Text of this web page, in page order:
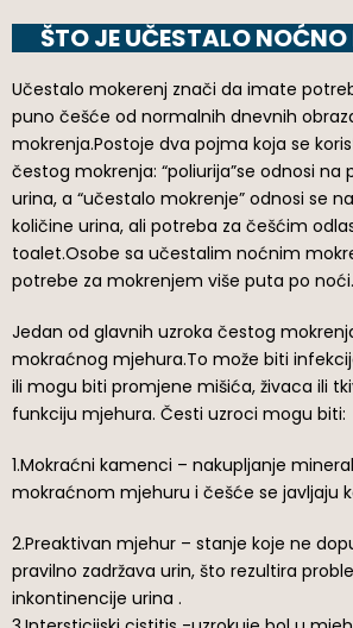
ŠTO JE UČESTALO
Učestalo mokerenj znači da imate
puno češće od normalnih dnevnih
mokrenja.Postoje dva pojma koja se
čestog mokrenja: “poliurija”se odnosi
urina, a “učestalo mokrenje” odnosi se
količine urina, ali potreba za češćim
toalet.Osobe sa učestalim noćnim
potrebe za mokrenjem više puta po noći.
Jedan od glavnih uzroka čestog
mokraćnog mjehura.To može biti
ili mogu biti promjene mišića, živaca ili
funkciju mjehura. Česti uzroci mogu biti:
1.Mokraćni kamenci – nakupljanje
mokraćnom mjehuru i češće se javljaju
2.Preaktivan mjehur – stanje koje ne
pravilno zadržava urin, što rezultira
inkontinencije urina .